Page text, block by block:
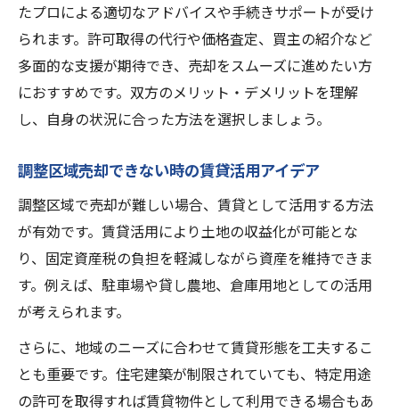
たプロによる適切なアドバイスや手続きサポートが受け
られます。許可取得の代行や価格査定、買主の紹介など
多面的な支援が期待でき、売却をスムーズに進めたい方
におすすめです。双方のメリット・デメリットを理解
し、自身の状況に合った方法を選択しましょう。
調整区域売却できない時の賃貸活用アイデア
調整区域で売却が難しい場合、賃貸として活用する方法
が有効です。賃貸活用により土地の収益化が可能とな
り、固定資産税の負担を軽減しながら資産を維持できま
す。例えば、駐車場や貸し農地、倉庫用地としての活用
が考えられます。
さらに、地域のニーズに合わせて賃貸形態を工夫するこ
とも重要です。住宅建築が制限されていても、特定用途
の許可を取得すれば賃貸物件として利用できる場合もあ